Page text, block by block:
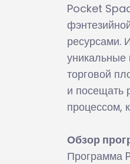
Pocket
ресурсами.
уникальные
торговой
и посещать
процессом,
Обзор
Программа